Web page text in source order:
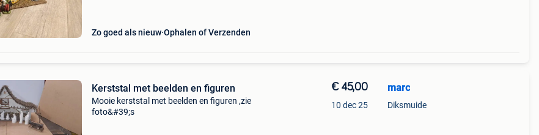
Zo goed als nieuw Ophalen of Verzenden
Kerststal met beelden en figuren
Mooie kerststal met beelden en figuren ,zie
foto&#39;s
€ 45,00
10 dec 25
marc
Diksmuide